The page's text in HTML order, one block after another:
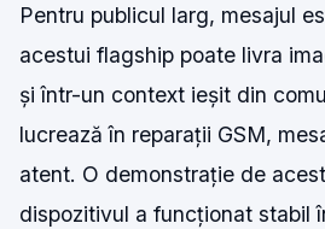
Pentru publicul larg, mesajul
acestui flagship poate livra
și într-un context ieșit din
lucrează în reparații GSM,
atent. O demonstrație de
dispozitivul a funcționat stabil